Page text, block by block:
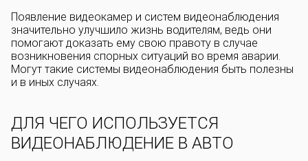
Появление видеокамер и систем видеонаблюдения
значительно улучшило жизнь водителям, ведь они
помогают доказать ему свою правоту в случае
возникновения спорных ситуаций во время аварии.
Могут такие системы видеонаблюдения быть полезны
и в иных случаях.
ДЛЯ ЧЕГО ИСПОЛЬЗУЕТСЯ
ВИДЕОНАБЛЮДЕНИЕ В АВТО